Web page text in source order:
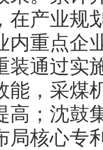
在产业规
内重点企
装通过实
能，采煤
高；沈鼓
局核心专